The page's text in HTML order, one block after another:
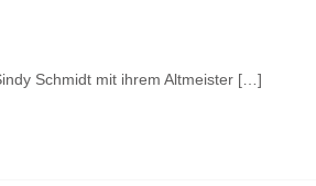
Schmidt mit ihrem Altmeister […]